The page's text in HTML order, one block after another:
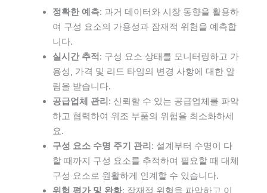
정확한 예측: 과거 데이터와 시장 동향을 활용하
여 구성 요소의 가용성과 잠재적 위험을 예측합
니다.
실시간 추적 : 구성 요소 상태를 모니터링하고 가
용성, 가격 및 리드 타임의 변경 사항에 대한 알
림을 받습니다.
공급업체 관리 : 신뢰할 수 있는 공급업체를 파악
하고 협력하여 위조 부품의 위험을 최소화하세
요.
구성 요소 수명 주기 관리 : 설계부터 수명이 다
할 때까지 구성 요소를 추적하여 필요할 때 대체
구성 요소로 원활하게 인계할 수 있습니다.
위험 평가 및 완화: 잠재적 위험을 파악하고 이